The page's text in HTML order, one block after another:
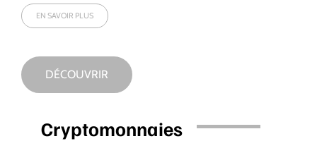
EN SAVOIR PLUS
DÉCOUVRIR
Cryptomonnaies